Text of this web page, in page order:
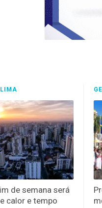
de semana será
calor e tempo